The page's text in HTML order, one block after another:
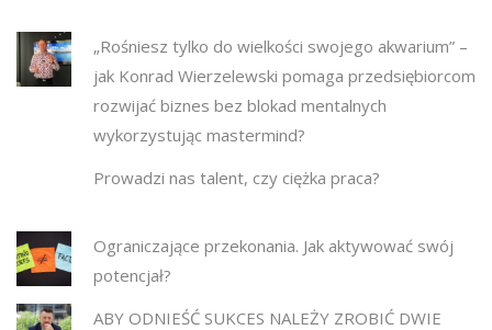
„Rośniesz tylko do wielkości swojego akwarium” –
jak Konrad Wierzelewski pomaga przedsiębiorcom
rozwijać biznes bez blokad mentalnych
wykorzystując mastermind?
Prowadzi nas talent, czy ciężka praca?
Ograniczające przekonania. Jak aktywować swój
potencjał?
ABY ODNIEŚĆ SUKCES NALEŻY ZROBIĆ DWIE